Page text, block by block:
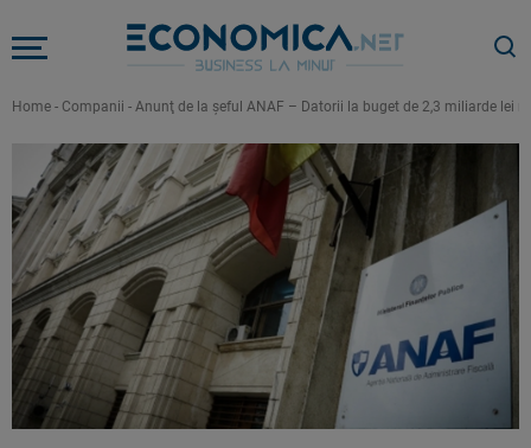
Home - Companii - Anunţ de la şeful ANAF – Datorii la buget de 2,3 miliarde lei